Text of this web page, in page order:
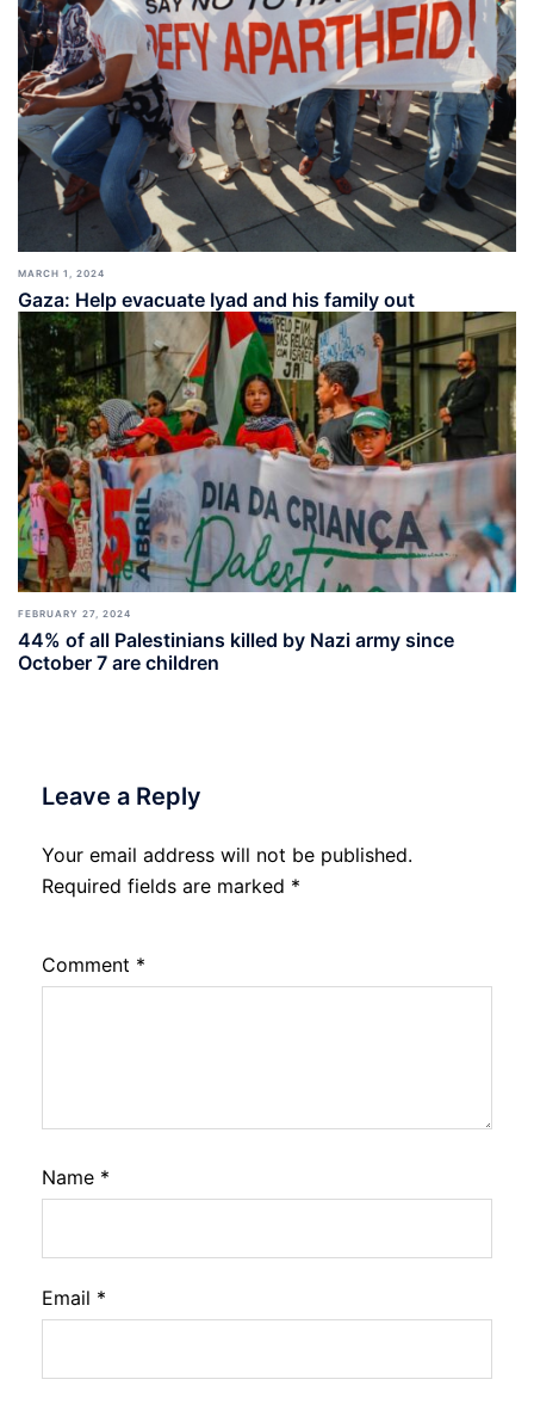
MARCH 1, 2024
Gaza: Help evacuate Iyad and his family out
FEBRUARY 27, 2024
44% of all Palestinians killed by Nazi army since
October 7 are children
Leave a Reply
Your email address will not be published.
Required fields are marked *
Comment *
Name *
Email *